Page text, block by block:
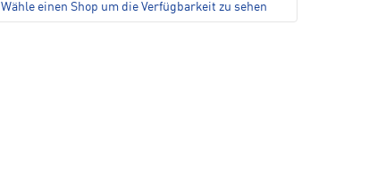
Wähle einen Shop um die Verfügbarkeit zu sehen